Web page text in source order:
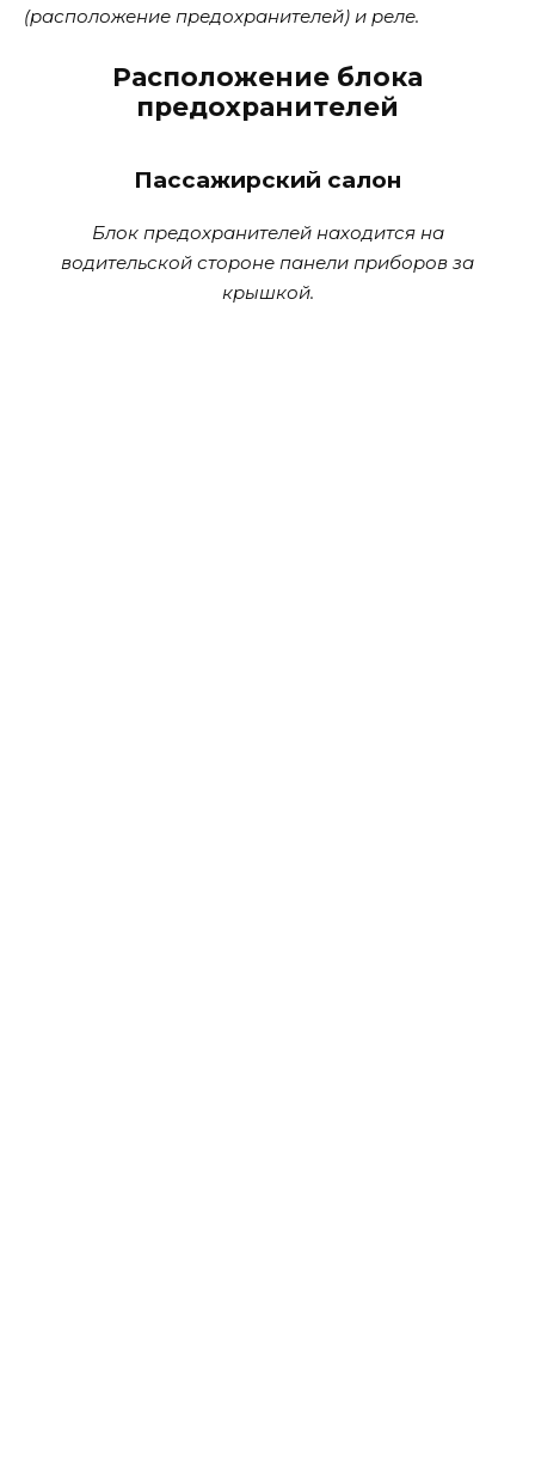
(расположение предохранителей) и реле.
Расположение блока
предохранителей
Пассажирский салон
Блок предохранителей находится на
водительской стороне панели приборов за
крышкой.